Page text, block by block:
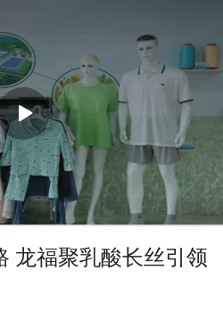
龙福聚乳酸长丝引领